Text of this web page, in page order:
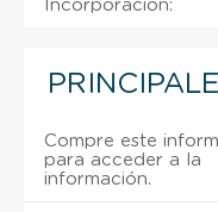
Incorporación:
Compre este
para acceder a la
información.